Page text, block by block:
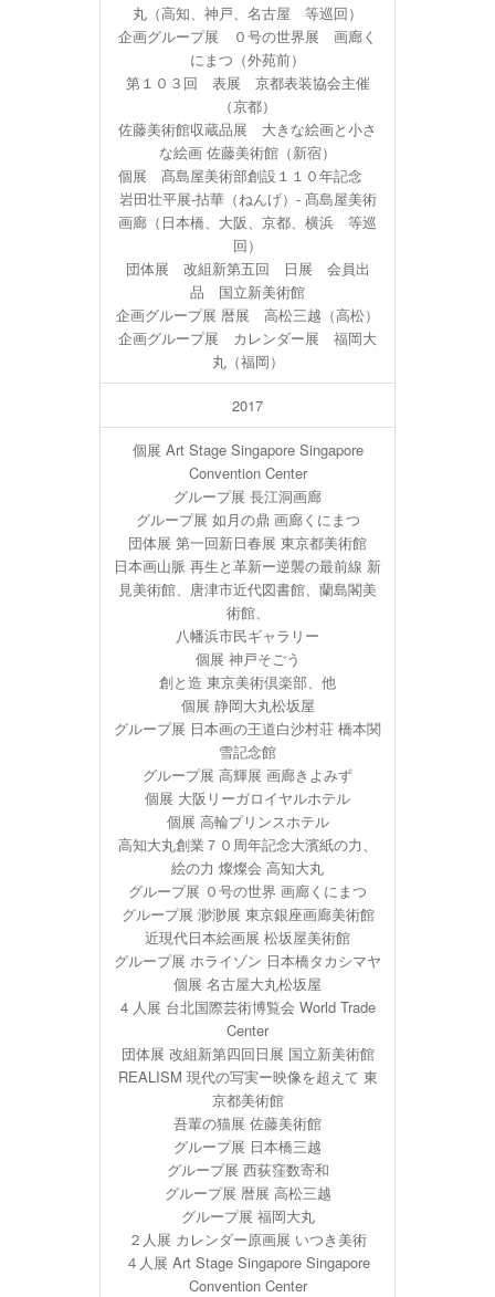
丸（高知、神戸、名古屋 等巡回）
企画グループ展 ０号の世界展 画廊く
にまつ（外苑前）
第１０３回 表展 京都表装協会主催
（京都）
佐藤美術館収蔵品展 大きな絵画と小さ
な絵画 佐藤美術館（新宿）
個展 髙島屋美術部創設１１０年記念
岩田壮平展-拈華（ねんげ）- 髙島屋美術
画廊（日本橋、大阪、京都、横浜 等巡
回）
団体展 改組新第五回 日展 会員出
品 国立新美術館
企画グループ展 暦展 高松三越（高松）
企画グループ展 カレンダー展 福岡大
丸（福岡）
2017
個展 Art Stage Singapore Singapore
Convention Center
グループ展 長江洞画廊
グループ展 如月の鼎 画廊くにまつ
団体展 第一回新日春展 東京都美術館
日本画山脈 再生と革新ー逆襲の最前線 新
見美術館、唐津市近代図書館、蘭島閣美
術館、
八幡浜市民ギャラリー
個展 神戸そごう
創と造 東京美術倶楽部、他
個展 静岡大丸松坂屋
グループ展 日本画の王道白沙村荘 橋本関
雪記念館
グループ展 高輝展 画廊きよみず
個展 大阪リーガロイヤルホテル
個展 高輪プリンスホテル
高知大丸創業７０周年記念大濱紙の力、
絵の力 燦燦会 高知大丸
グループ展 ０号の世界 画廊くにまつ
グループ展 渺渺展 東京銀座画廊美術館
近現代日本絵画展 松坂屋美術館
グループ展 ホライゾン 日本橋タカシマヤ
個展 名古屋大丸松坂屋
4 人展 台北国際芸術博覧会 World Trade
Center
団体展 改組新第四回日展 国立新美術館
REALISM 現代の写実ー映像を超えて 東
京都美術館
吾輩の猫展 佐藤美術館
グループ展 日本橋三越
グループ展 西荻窪数寄和
グループ展 暦展 高松三越
グループ展 福岡大丸
２人展 カレンダー原画展 いつき美術
４人展 Art Stage Singapore Singapore
Convention Center